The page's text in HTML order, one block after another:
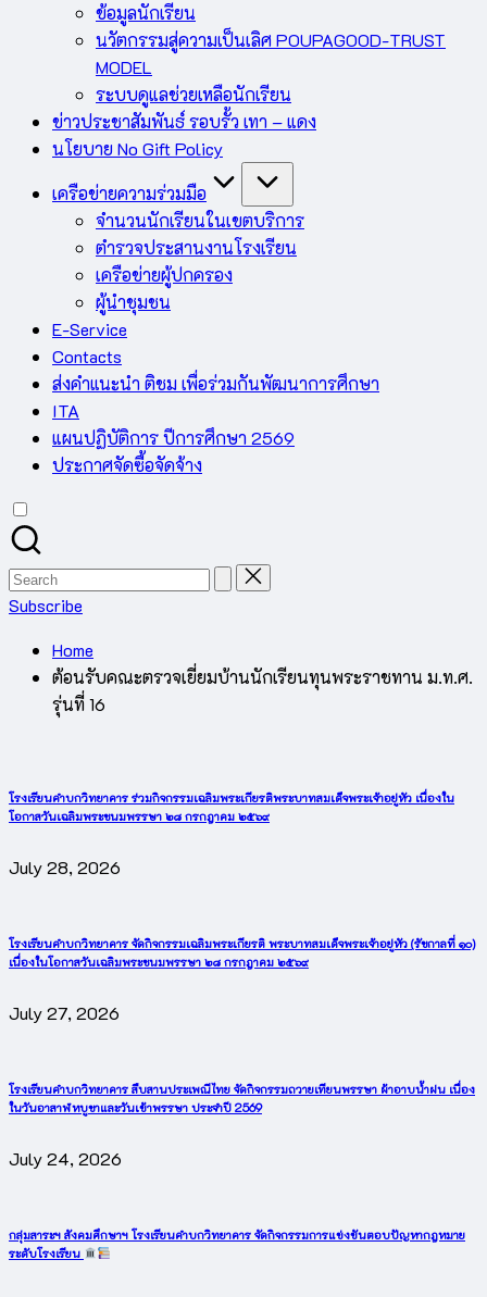
ข้อมูลนักเรียน
นวัตกรรมสู่ความเป็นเลิศ POUPAGOOD-TRUST
MODEL
ระบบดูแลช่วยเหลือนักเรียน
ข่าวประชาสัมพันธ์ รอบรั้ว เทา – แดง
นโยบาย No Gift Policy
เครือข่ายความร่วมมือ
จำนวนนักเรียนในเขตบริการ
ตำรวจประสานงานโรงเรียน
เครือข่ายผู้ปกครอง
ผู้นำชุมชน
E-Service
Contacts
ส่งคำแนะนำ ติชม เพื่อร่วมกันพัฒนาการศึกษา
ITA
แผนปฏิบัติการ ปีการศึกษา 2569
ประกาศจัดซื้อจัดจ้าง
Search
for:
Subscribe
Home
ต้อนรับคณะตรวจเยี่ยมบ้านนักเรียนทุนพระราชทาน ม.ท.ศ.
รุ่นที่ 16
โรงเรียนคำบกวิทยาคาร ร่วมกิจกรรมเฉลิมพระเกียรติพระบาทสมเด็จพระเจ้าอยู่หัว เนื่องใน
โอกาสวันเฉลิมพระชนมพรรษา ๒๘ กรกฎาคม ๒๕๖๙
July 28, 2026
โรงเรียนคำบกวิทยาคาร จัดกิจกรรมเฉลิมพระเกียรติ พระบาทสมเด็จพระเจ้าอยู่หัว (รัชกาลที่ ๑๐)
เนื่องในโอกาสวันเฉลิมพระชนมพรรษา ๒๘ กรกฎาคม ๒๕๖๙
July 27, 2026
โรงเรียนคำบกวิทยาคาร สืบสานประเพณีไทย จัดกิจกรรมถวายเทียนพรรษา ผ้าอาบน้ำฝน เนื่อง
ในวันอาสาฬหบูชาและวันเข้าพรรษา ประจำปี 2569
July 24, 2026
กลุ่มสาระฯ สังคมศึกษาฯ โรงเรียนคำบกวิทยาคาร จัดกิจกรรมการแข่งขันตอบปัญหากฎหมาย
ระดับโรงเรียน